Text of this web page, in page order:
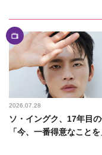
2026.07.28
ソ・イングク、17年目
「今、一番得意なことを